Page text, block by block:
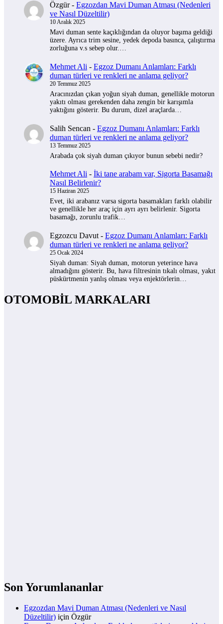
Özgür- Egzozdan Mavi Duman Atması (Nedenleri
ve Nasıl Düzeltilir)
10 Aralık 2025
Mavi duman sente kaçıklığından da oluyor başıma geldiği
üzere. Ayrıca trim sesine, yedek depoda basınca, çalıştırma
zorluğuna v.s sebep olur.…
Mehmet Ali - Egzoz Dumanı Anlamları: Farklı
duman türleri ve renkleri ne anlama geliyor?
20 Temmuz 2025
Aracınızdan çıkan yoğun siyah duman, genellikle motorun
yakıtı olması gerekenden daha zengin bir karışımla
yaktığını gösterir. Bu durum, dizel araçlarda…
Salih Sencan - Egzoz Dumanı Anlamları: Farklı
duman türleri ve renkleri ne anlama geliyor?
13 Temmuz 2025
Arabada çok siyah duman çıkıyor bunun sebebi nedir?
Mehmet Ali - İki tane arabam var, Sigorta Basamağı
Nasıl Belirlenir?
15 Haziran 2025
Evet, iki arabanız varsa sigorta basamakları farklı olabilir
ve genellikle her araç için ayrı ayrı belirlenir. Sigorta
basamağı, zorunlu trafik…
Egzozcu Davut - Egzoz Dumanı Anlamları: Farklı
duman türleri ve renkleri ne anlama geliyor?
25 Ocak 2024
Siyah duman: Siyah duman, motorun yeterince hava
almadığını gösterir. Bu, hava filtresinin tıkalı olması, yakıt
püskürtmenin yanlış olması veya enjektörlerin…
OTOMOBİL MARKALARI
Son Yorumlananlar
Egzozdan Mavi Duman Atması (Nedenleri ve Nasıl
Düzeltilir) için Özgür